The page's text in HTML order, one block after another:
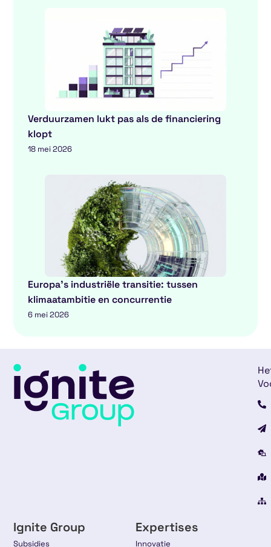
Verduurzamen lukt pas als de financiering
klopt
18 mei 2026
Europa’s industriële transitie: tussen
klimaatambitie en concurrentie
6 mei 2026
Ignite Group
Subsidies
Expertises
Innovatie